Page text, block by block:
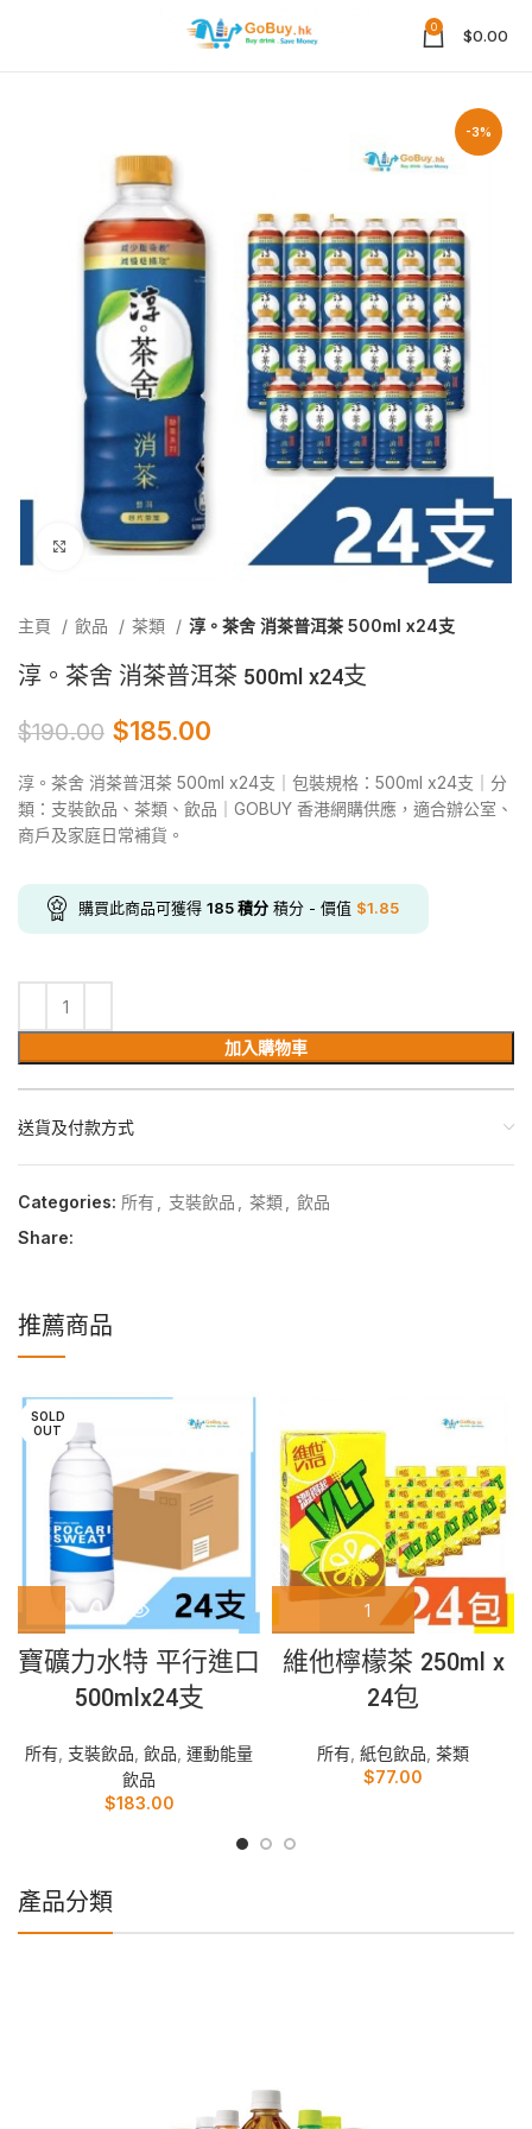
0 $0.00
-3%
Click to enlarge
主頁 飲品 茶類 淳。茶舍 消茶普洱茶 500ml x24支
淳。茶舍 消茶普洱茶 500ml x24支
$190.00 $185.00
淳。茶舍 消茶普洱茶 500ml x24支｜包裝規格：500ml x24支｜分
類：支裝飲品、茶類、飲品｜GOBUY 香港網購供應，適合辦公室、
商戶及家庭日常補貨。
購買此商品可獲得 185積分 積分 - 價值 $1.85
加入購物車
送貨及付款方式
Categories: 所有 支裝飲品 茶類
飲品
Share:
推薦商品
SOLD
OUT
寶礦力水特 平行進口
500mlx24支
所有 支裝飲品 飲品 運動能量
飲品
$183.00
維他檸檬茶 250ml x
24包
所有 紙包飲品 茶類
$77.00
產品分類